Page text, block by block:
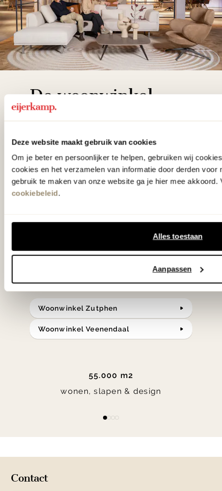
Deze website maakt gebruik van cookies
Om je beter en persoonlijker te helpen, gebruiken wij
cookies en het verzamelen van informatie door derden voor
gebruik te maken van onze website ga je hier mee akkoord.
cookiebeleid.
Alles toestaan
Aanpassen
De woonwinkel
gezien op tv!
Wie kent het programma vtwonen
'Weer verliefd op je huis' niet? We
hebben met liefde de mooiste woon-,
slaap- en designcollecties
in verrassende materialen en kleuren!
Bekijk onze openingstijden en
Woonwinkel Zutphen
Woonwinkel Veenendaal
55.000 m2
wonen, slapen & design
Contact